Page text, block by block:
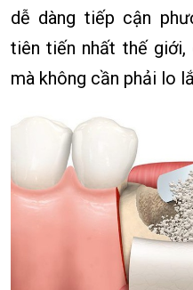
dễ dàng tiếp cận
tiên tiến nhất thế giới,
mà không cần phải lo